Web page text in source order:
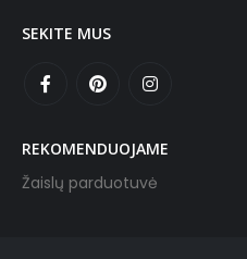
SEKITE MUS
REKOMENDUOJAME
Žaislų parduotuvė